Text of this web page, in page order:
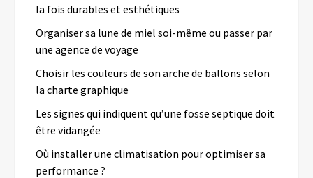
la fois durables et esthétiques
Organiser sa lune de miel soi-même ou passer par
une agence de voyage
Choisir les couleurs de son arche de ballons selon
la charte graphique
Les signes qui indiquent qu’une fosse septique doit
être vidangée
Où installer une climatisation pour optimiser sa
performance ?